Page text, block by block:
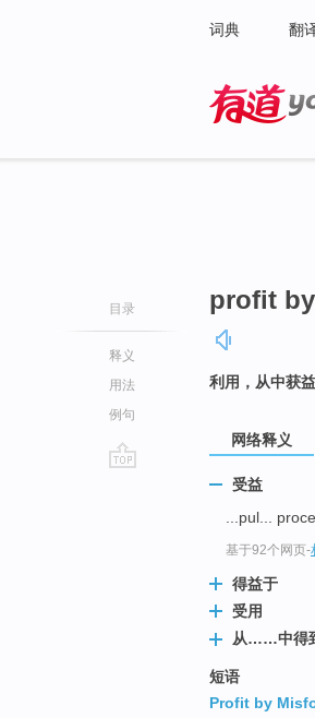
词典 翻
目录
释义
用法
例句
profit by
利用，从中获
网络释义
受益
...pul...
基于92个网页-
得益于
受用
从……中得
短语
Profit by